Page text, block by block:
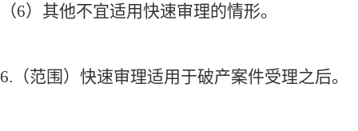
（6）其他不宜适用快速审理的情形。
6. （范围）快速审理适用于破产案件受理之后。